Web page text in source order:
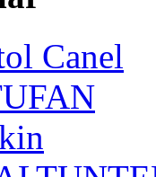
Canel